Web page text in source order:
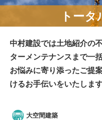
トー
中村建設では土地紹介の
ターメンテナンスまで一
お悩みに寄り添ったご提
けるお手伝いをいたします
大空間建築